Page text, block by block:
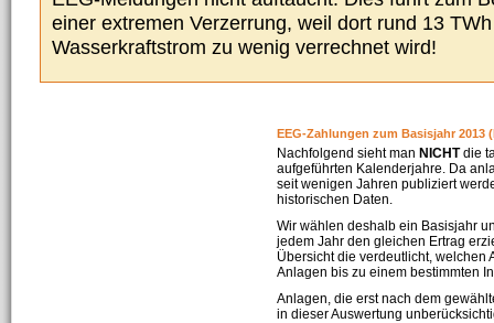
einer extremen Verzerrung, weil dort rund 13
Wasserkraftstrom zu wenig verrechnet wird!
EEG-Zahlungen zum Basisjahr 2013
Nachfolgend sieht man NICHTdie
aufgeführten Kalenderjahre. Da
seit wenigen Jahren publiziert
historischen Daten.
Wir wählen deshalb ein Basisjahr
jedem Jahr den gleichen Ertrag
Übersicht die verdeutlicht, welchen
Anlagen bis zu einem bestimmten
Anlagen, die erst nach dem
in dieser Auswertung